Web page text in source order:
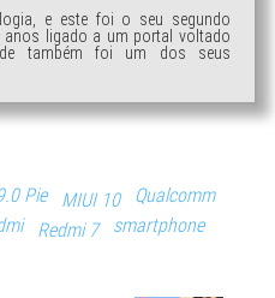
e este foi o seu segundo
ligado a um portal voltado
também foi um dos seus
Pie MIUI 10
Qualcomm
Redmi 7
smartphone